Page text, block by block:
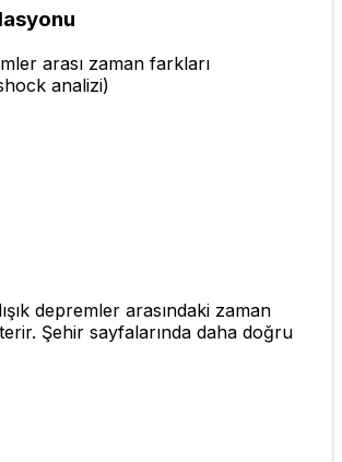
arası zaman farkları
analizi)
depremler arasındaki zaman
Şehir sayfalarında daha doğru